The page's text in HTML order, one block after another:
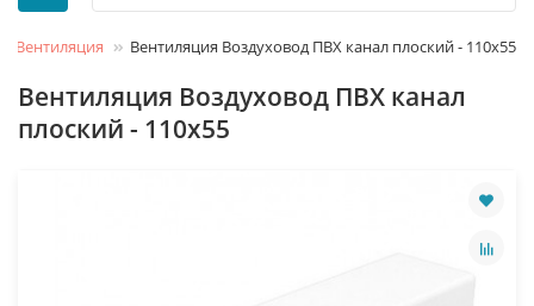
Вентиляция Вентиляция Воздуховод ПВХ канал плоский - 110х55
Вентиляция Воздуховод ПВХ канал
плоский - 110х55